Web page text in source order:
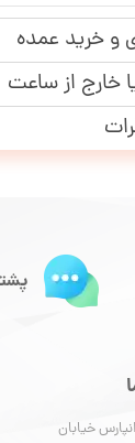
و خرید عمده
خارج از ساعت
خیابان